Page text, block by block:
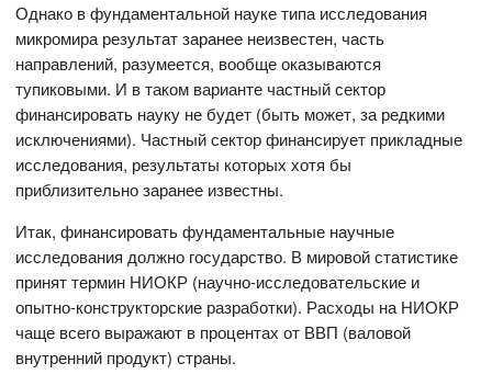
Однако в фундаментальной науке типа исследования
микромира результат заранее неизвестен, часть
направлений, разумеется, вообще оказываются
тупиковыми. И в таком варианте частный сектор
финансировать науку не будет (быть может, за редкими
исключениями). Частный сектор финансирует прикладные
исследования, результаты которых хотя бы
приблизительно заранее известны.
Итак, финансировать фундаментальные научные
исследования должно государство. В мировой статистике
принят термин НИОКР (научно-исследовательские и
опытно-конструкторские разработки). Расходы на НИОКР
чаще всего выражают в процентах от ВВП (валовой
внутренний продукт) страны.